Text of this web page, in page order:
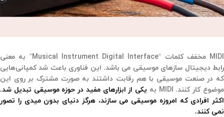
MIDI مخفف کلمات “Musical Instrument Digital Interface” به معنی
رابط دیجیتال سازهای موسیقی می باشد. این فناوری باعث شد کمپانی‌هایی
که در صنعت موسیقی با هم رقابت داشتند به صورت مشترک بر روی این
موضوع کار کنند. MIDI به
یکی از ابزارهای مفید در حوزه موسیقی تبدیل شد.
اکثر افرادی که امروزه موسیقی می سازند، هرگز دنیای بدون میدی را تصور
نمی کنند.